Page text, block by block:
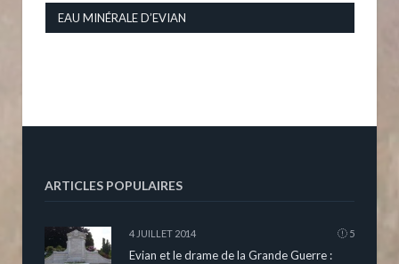
EAU MINÉRALE D’EVIAN
ARTICLES POPULAIRES
4 JUILLET 2014 5
Evian et le drame de la Grande Guerre :